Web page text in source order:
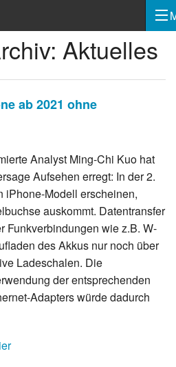
Aktuelles
ab 2021 ohne
Analyst Ming-Chi Kuo hat
Aufsehen erregt: In der 2.
iPhone-Modell erscheinen,
auskommt. Datentransfer
Funkverbindungen wie z.B. W-
des Akkus nur noch über
Ladeschalen. Die
der entsprechenden
Adapters würde dadurch